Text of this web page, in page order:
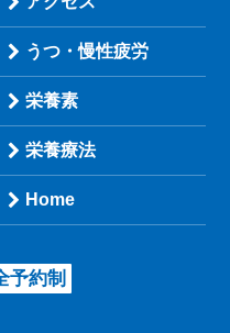
うつ・慢性疲労
栄養素
栄養療法
Home
予約制